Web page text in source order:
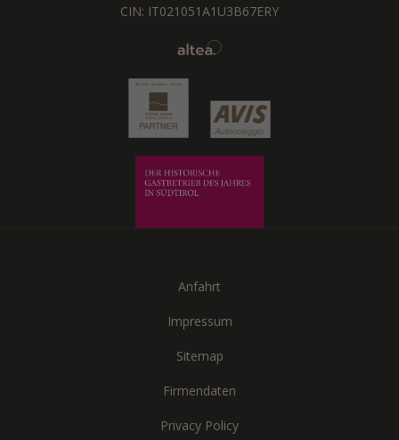
CIN: IT021051A1U3B67ERY
Anfahrt
Impressum
Sitemap
Firmendaten
Privacy Policy